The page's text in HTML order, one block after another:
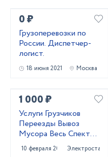
0 ₽
Грузоперевозки по
России. Диспетчер-
логист.
18 июня 2021 Москва
1 000 ₽
Услуги Грузчиков
Переезды Вывоз
Мусора Весь Спектр
Услуг
10 февраля 2021 Электросталь